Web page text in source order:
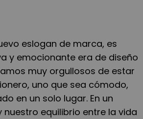
eslogan de marca, es
y emocionante era de diseño
muy orgullosos de estar
uno que sea cómodo,
en un solo lugar. En un
equilibrio entre la vida